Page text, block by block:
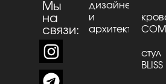
Мы
на
связи:
дизайнеров
и
архитекторов
стул
BLISS